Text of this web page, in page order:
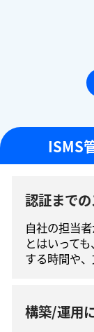
ISMS
認証まで
自社の担当
とはいって
する時間や
構築/運用